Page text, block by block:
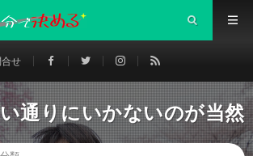
せ
通りにいかないのが当然